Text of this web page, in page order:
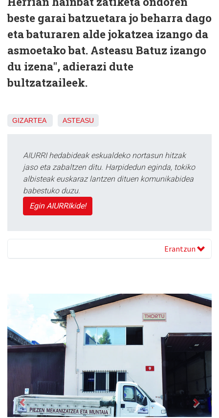
beste garai batzuetara jo beharra dago
eta baturaren alde jokatzea izango da
asmoetako bat. Asteasu Batuz izango
du izena", adierazi dute
bultzatzaileek.
GIZARTEA ASTEASU
AIURRI hedabideak eskualdeko nortasun hitzak
jaso eta zabaltzen ditu. Harpidedun eginda, tokiko
albisteak euskaraz lantzen dituen komunikabidea
babestuko duzu.
Egin AIURRIkide!
Erantzun
Previous Next